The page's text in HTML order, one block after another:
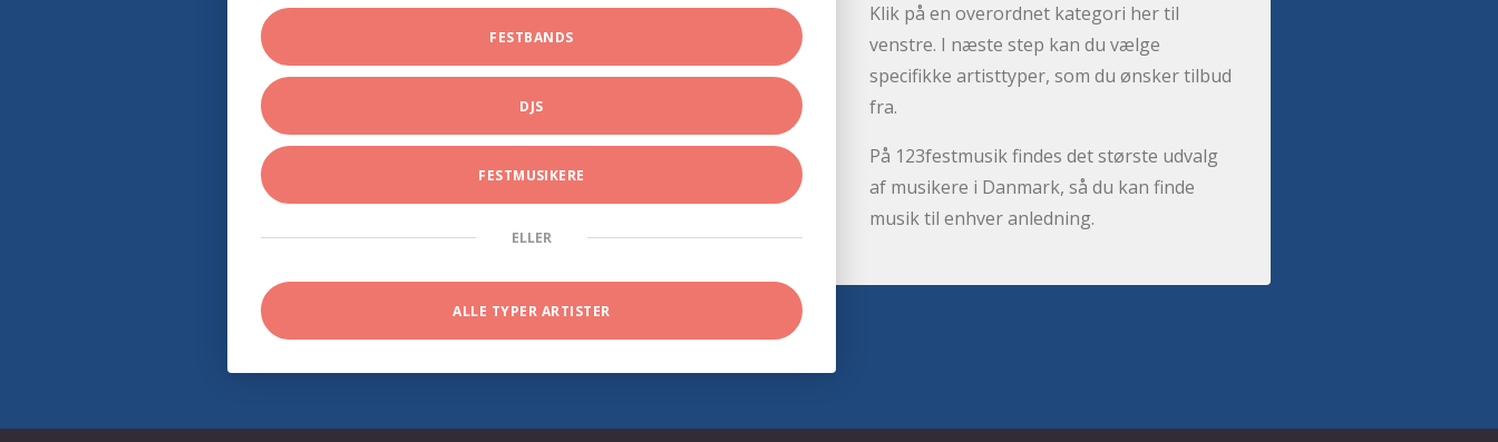
FESTBANDS
DJS
FESTMUSIKERE
ELLER
ALLE TYPER ARTISTER
Klik på en overordnet kategori her til
venstre. I næste step kan du vælge
specifikke artisttyper, som du ønsker tilbud
fra.
På 123festmusik findes det største udvalg
af musikere i Danmark, så du kan finde
musik til enhver anledning.